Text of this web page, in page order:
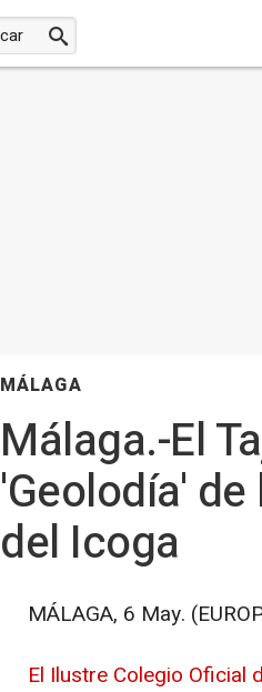
MÁLAGA
Málaga.-El
'Geolodía'
del Icoga
MÁLAGA, 6 May.
El Ilustre Colegio Oficial